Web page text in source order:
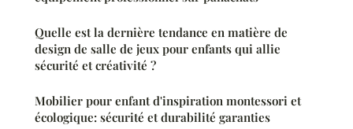
Quelle est la dernière tendance en matière de
design de salle de jeux pour enfants qui allie
sécurité et créativité ?
Mobilier pour enfant d'inspiration montessori et
écologique: sécurité et durabilité garanties